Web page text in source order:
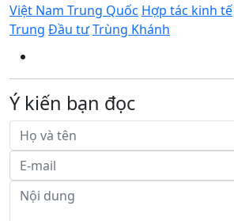
Việt Nam Trung Quốc Hợp tác kinh tế
Trung Đầu tưTrùng Khánh
Ý kiến bạn đọc